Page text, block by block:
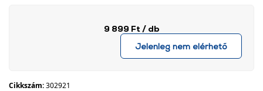
9 899 Ft / db
Jelenleg nem elérhető
Cikkszám:302921